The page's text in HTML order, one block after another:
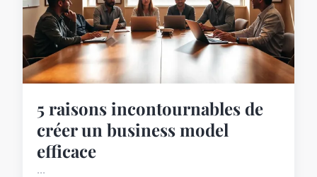
5 raisons incontournables de
créer un business model
efficace
...